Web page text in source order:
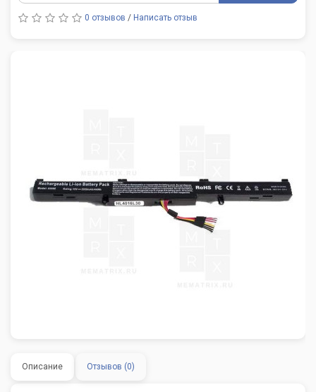
Описание Отзывов (0)
0 отзывов / Написать отзыв